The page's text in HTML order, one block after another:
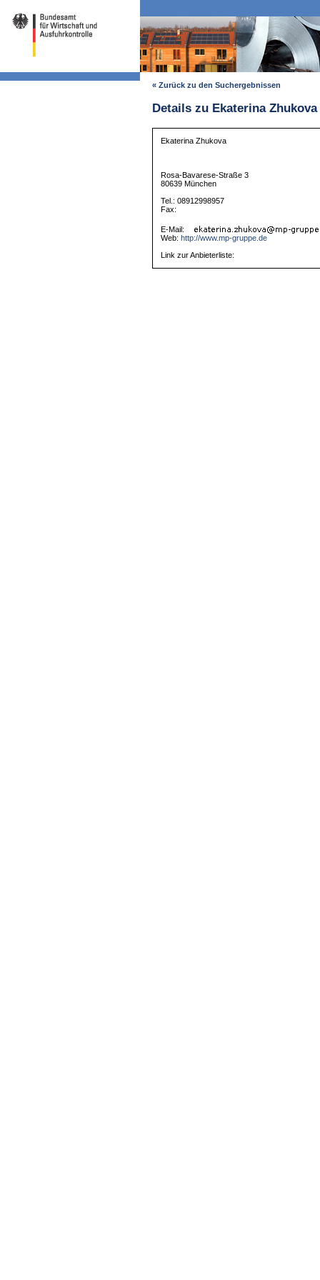
« Zurück zu den Suchergebnissen
Details zu Ekaterina Zhukova
Ekaterina Zhukova
Rosa-Bavarese-Straße 3
80639 München
Tel.: 08912998957
Fax:
E-Mail:
Web: http://www.mp-gruppe.de
Link zur Anbieterliste: